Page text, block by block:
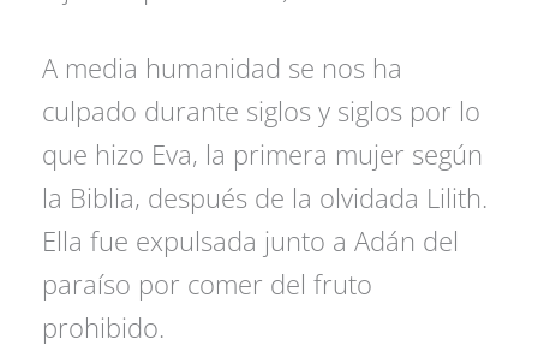
A media humanidad se nos ha
culpado durante siglos y siglos por lo
que hizo Eva, la primera mujer según
la Biblia, después de la olvidada Lilith.
Ella fue expulsada junto a Adán del
paraíso por comer del fruto
prohibido.